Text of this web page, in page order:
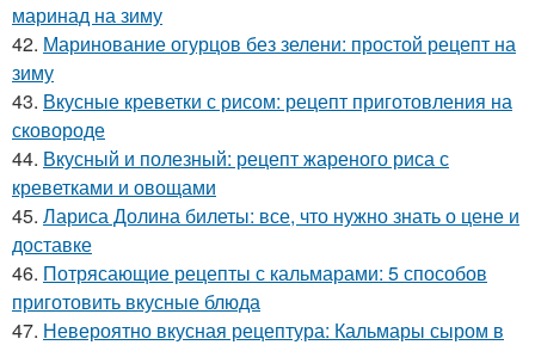
маринад на зиму
42. Маринование огурцов без зелени: простой рецепт на
зиму
43. Вкусные креветки с рисом: рецепт приготовления на
сковороде
44. Вкусный и полезный: рецепт жареного риса с
креветками и овощами
45. Лариса Долина билеты: все, что нужно знать о цене и
доставке
46. Потрясающие рецепты с кальмарами: 5 способов
приготовить вкусные блюда
47. Невероятно вкусная рецептура: Кальмары сыром в